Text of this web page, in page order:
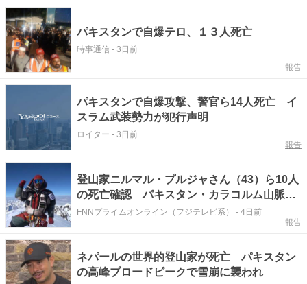
パキスタンで自爆テロ、１３人死亡
時事通信 - 3日前
報告
パキスタンで自爆攻撃、警官ら14人死亡 イ
スラム武装勢力が犯行声明
ロイター - 3日前
報告
登山家ニルマル・プルジャさん（43）ら10人
の死亡確認 パキスタン・カラコルム山脈の
標高8047mブロードピークで雪崩に巻き込ま
FNNプライムオンライン（フジテレビ系） - 4日前
報告
ネパールの世界的登山家が死亡 パキスタン
の高峰ブロードピークで雪崩に襲われ